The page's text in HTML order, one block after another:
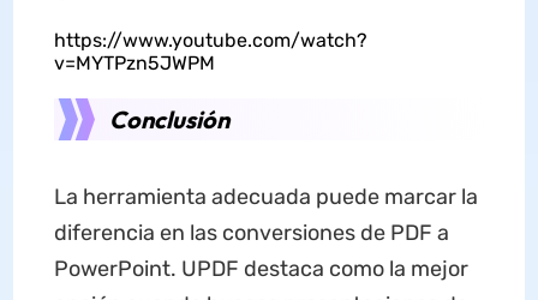
https://www.youtube.com/watch?
v=MYTPzn5JWPM
Conclusión
La herramienta adecuada puede marcar la
diferencia en las conversiones de PDF a
PowerPoint. UPDF destaca como la mejor